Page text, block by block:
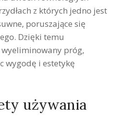
z których jedno jest
poruszające się
Dzięki temu
próg,
wygodę i estetykę
używania